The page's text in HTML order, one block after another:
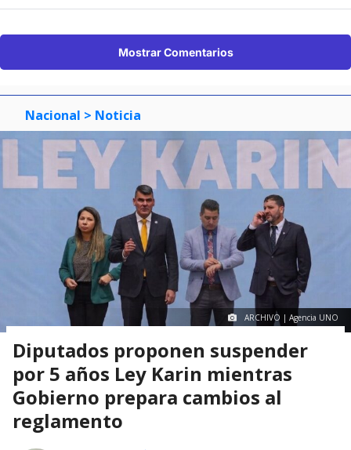
Mostrar Comentarios
Nacional > Noticia
ARCHIVO | Agencia UNO
Diputados proponen suspender
por 5 años Ley Karin mientras
Gobierno prepara cambios al
reglamento